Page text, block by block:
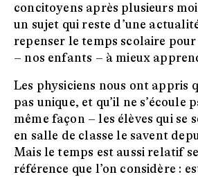
concitoyens après plusieurs
un sujet qui reste d’une
repenser le temps scolaire pour
– nos enfants – à mieux
Les physiciens nous ont appris
pas unique, et qu’il ne s’écoule
même façon – les élèves qui se
en salle de classe le savent
Mais le temps est aussi relatif
référence que l’on considère :